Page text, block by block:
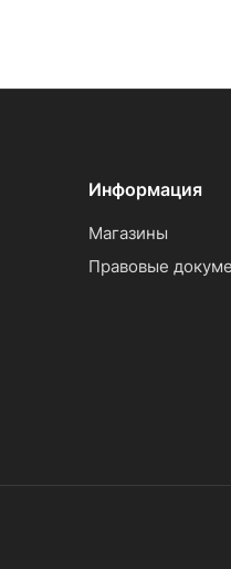
Информация
Магазины
Правовые